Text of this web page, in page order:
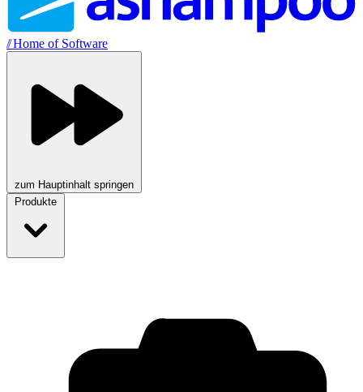
//Home of Software
zum Hauptinhalt springen
Produkte